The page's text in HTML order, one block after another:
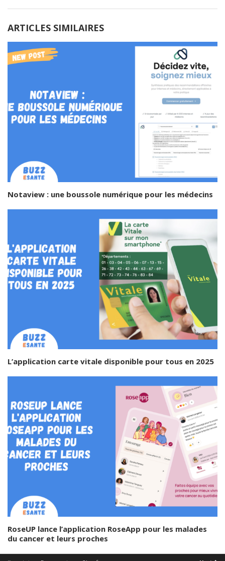
ARTICLES SIMILAIRES
Notaview : une boussole numérique pour les médecins
L’application carte vitale disponible pour tous en 2025
RoseUP lance l’application RoseApp pour les malades
du cancer et leurs proches